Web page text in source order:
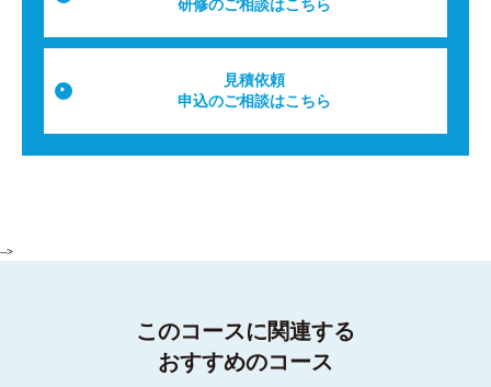
研修のご相談はこちら
見積依頼
申込のご相談はこちら
-->
このコースに関連する
おすすめのコース